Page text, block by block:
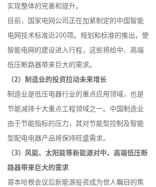
实现整体的完善和提升。
目前，国家电网公司正在加紧制定的中国智能
电网技术标准近200项。规划和标准的推出，使
智能电网的建设进入行程，这些将给中、高端
低压断路器带来巨大的需求。
（2）制造业的投资拉动未来增长
制造业是低压电器行业的重点应用领域，也是
节能减排十大重点工程领域之一。中国制造业
由于节能指标的压力，其对节能型控制及智能
型配电电器产品将保持旺盛需求。
（3）风能、太阳能等新能源对中、高端低压断
路器带来巨大的需求
哥本哈根会议后新能源投资成为世人瞩目的焦